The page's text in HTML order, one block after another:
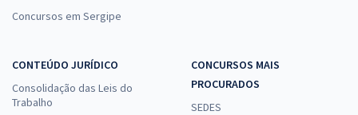
Concursos em Sergipe
CONTEÚDO JURÍDICO
Consolidação das Leis do
Trabalho
CONCURSOS MAIS
PROCURADOS
SEDES